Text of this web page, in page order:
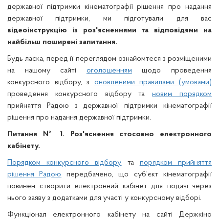
державної підтримки кінематографії рішення про надання
державної підтримки, ми підготували для вас
відеоінструкцію із роз'ясненнями та відповідями на
найбільш поширені запитання.
Будь ласка, перед її переглядом ознайомтеся з розміщеними
на нашому сайті оголошенням щодо проведення
конкурсного відбору, з оновленими правилами (умовами)
проведення конкурсного відбору тановим порядком
прийняття Радою з державної підтримки кінематографії
рішення про надання державної підтримки.
Питання № 1. Роз'яснення стосовно електронного
кабінету.
Порядком конкурсного відбору та порядком прийняття
рішення Радою передбачено, що суб’єкт кінематографії
повинен створити електронний кабінет для подачі через
нього заяву з додатками для участі у конкурсному відборі.
Функціонал електронного кабінету на сайті Держкіно